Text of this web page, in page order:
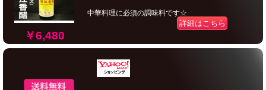
￥6,480
中華料理に必須の調味料です☆
詳細はこちら